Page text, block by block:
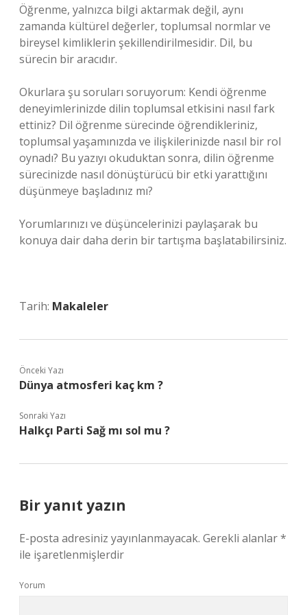
Öğrenme, yalnızca bilgi aktarmak değil, aynı
zamanda kültürel değerler, toplumsal normlar ve
bireysel kimliklerin şekillendirilmesidir. Dil, bu
sürecin bir aracıdır.
Okurlara şu soruları soruyorum: Kendi öğrenme
deneyimlerinizde dilin toplumsal etkisini nasıl fark
ettiniz? Dil öğrenme sürecinde öğrendikleriniz,
toplumsal yaşamınızda ve ilişkilerinizde nasıl bir rol
oynadı? Bu yazıyı okuduktan sonra, dilin öğrenme
sürecinizde nasıl dönüştürücü bir etki yarattığını
düşünmeye başladınız mı?
Yorumlarınızı ve düşüncelerinizi paylaşarak bu
konuya dair daha derin bir tartışma başlatabilirsiniz.
Tarih: Makaleler
Önceki Yazı
Dünya atmosferi kaç km ?
Sonraki Yazı
Halkçı Parti Sağ mı sol mu ?
Bir yanıt yazın
E-posta adresiniz yayınlanmayacak. Gerekli alanlar*
ile işaretlenmişlerdir
Yorum